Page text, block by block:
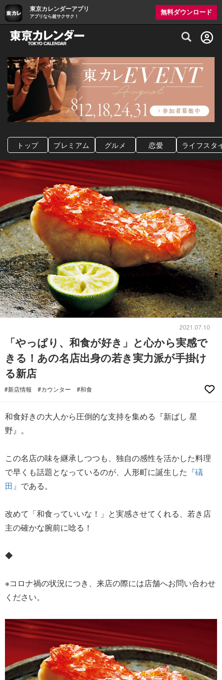
東京カレンダーアプリ
アプリなら超サクサク！
無料ダウンロード
グルメ情報・プレミアムレストラン予約
トップ プレミアム グルメ 恋愛 ライフスタ
2021.07.10
「やっぱり、和食が好き」と心から実感で
きる！あの名店出身の若き実力派が手掛け
る新店
#新店情報 #カウンター #和食
和食好きの大人から圧倒的な支持を集める『新ばし 星
野』。
この名店の味を継承しつつも、独自の感性を活かした料理
で早くも話題となっているのが、人形町に誕生した 『礒
田』 である。
改めて「和食っていいな！」と実感させてくれる、若き店
主の確かな腕前に唸る！
◆
※コロナ禍の状況につき、来店の際には店舗へお問い合わせ
ください。